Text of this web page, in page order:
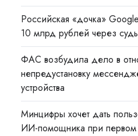
Российская «дочка»
10 млрд рублей через
ФАС возбудила дело в
непредустановку
устройства
Минцифры хочет дать
ИИ-помощника при первом